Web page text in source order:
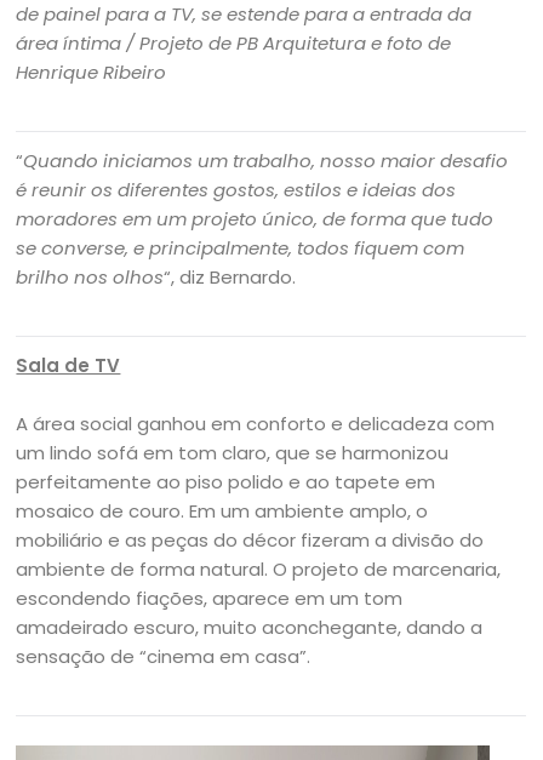
de painel para a TV, se estende para a entrada da
área íntima/ Projeto de PB Arquitetura e foto de
Henrique Ribeiro
“Quando iniciamos um trabalho, nosso maior desafio
é reunir os diferentes gostos, estilos e ideias dos
moradores em um projeto único, de forma que tudo
se converse, e principalmente, todos fiquem com
brilho nos olhos“, diz Bernardo.
Sala de TV
A área social ganhou em conforto e delicadeza com
um lindo sofá em tom claro, que se harmonizou
perfeitamente ao piso polido e ao tapete em
mosaico de couro. Em um ambiente amplo, o
mobiliário e as peças do décor fizeram a divisão do
ambiente de forma natural. O projeto de marcenaria,
escondendo fiações, aparece em um tom
amadeirado escuro, muito aconchegante, dando a
sensação de “cinema em casa”.